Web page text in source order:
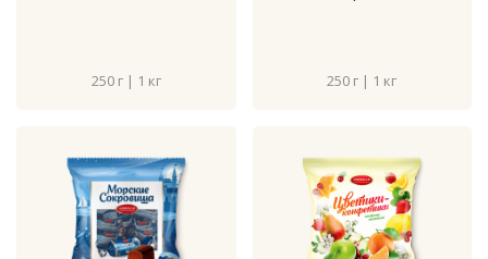
250 г | 1 кг 250 г | 1 кг